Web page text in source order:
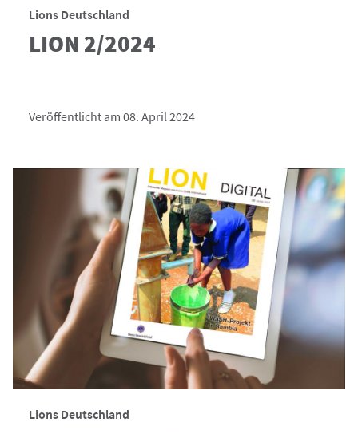
Lions Deutschland
LION 2/2024
Veröffentlicht am 08. April 2024
Lions Deutschland